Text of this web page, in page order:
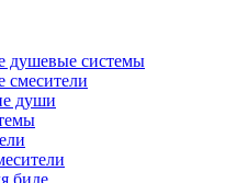
душевые системы
смесители
души